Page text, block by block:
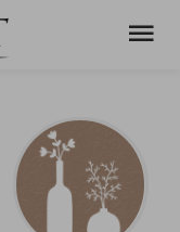
עגלת
שלך
ניקוי
הסל